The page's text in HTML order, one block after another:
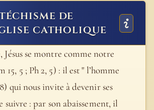
de
catholique
Jésus se montre comme notre
15, 5 ; Ph 2, 5) : il est " l’homme
qui nous invite à devenir ses
suivre : par son abaissement, il